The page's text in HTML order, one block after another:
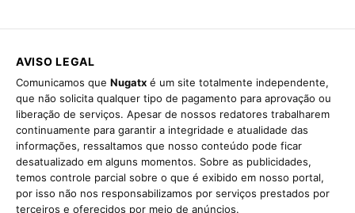
AVISO LEGAL
Comunicamos que Nugatx é um site totalmente independente,
que não solicita qualquer tipo de pagamento para aprovação ou
liberação de serviços. Apesar de nossos redatores trabalharem
continuamente para garantir a integridade e atualidade das
informações, ressaltamos que nosso conteúdo pode ficar
desatualizado em alguns momentos. Sobre as publicidades,
temos controle parcial sobre o que é exibido em nosso portal,
por isso não nos responsabilizamos por serviços prestados por
terceiros e oferecidos por meio de anúncios.